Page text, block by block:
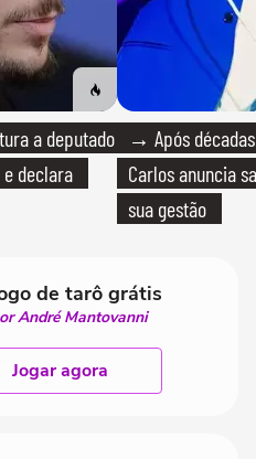
a deputado
declara
→ Após
Carlos anuncia
sua gestão
de tarô grátis
André Mantovanni
Jogar agora